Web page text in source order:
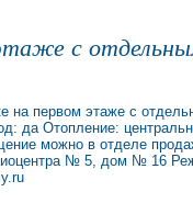
с
на первом этаже с
да Отопление:
можно в отделе
№ 5, дом № 16